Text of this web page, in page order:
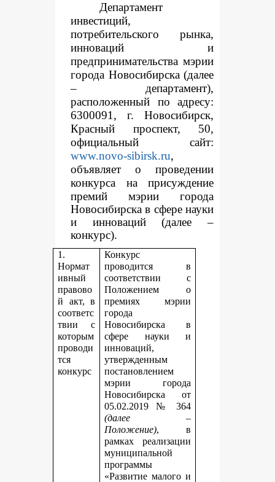
Департамент
инвестиций,
потребительского рынка,
инноваций и
предпринимательства мэрии
города Новосибирска (далее
– департамент),
расположенный по адресу:
6300091, г. Новосибирск,
Красный проспект, 50,
официальный сайт:
www.novo-sibirsk.ru,
объявляет о проведении
конкурса на присуждение
премий мэрии города
Новосибирска в сфере науки
и инноваций (далее –
конкурс).
1.
Нормат
ивный
правово
й акт, в
соответс
твии с
которым
проводи
тся
конкурс
Конкурс
проводится в
соответствии с
Положением о
премиях мэрии
города
Новосибирска в
сфере науки и
инноваций,
утвержденным
постановлением
мэрии города
Новосибирска от
05.02.2019 № 364
(далее –
Положение), в
рамках реализации
муниципальной
программы
«Развитие малого и